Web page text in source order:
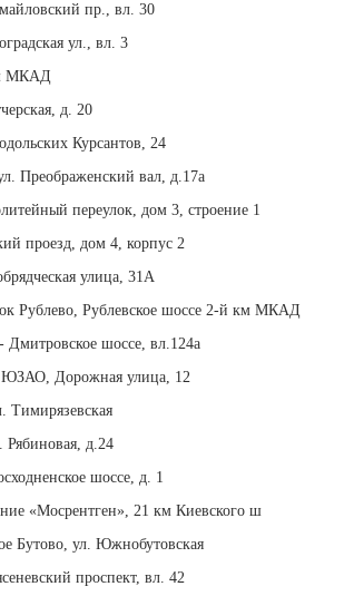
пр., вл. 30
ул., вл. 3
МКАД
д. 20
Курсантов, 24
Преображенский вал, д.17а
переулок, дом 3, строение 1
проезд, дом 4, корпус 2
улица, 31А
Рублево, Рублевское шоссе 2-й км МКАД
- Дмитровское шоссе, вл.124а
Дорожная улица, 12
Тимирязевская
Рябиновая, д.24
шоссе, д. 1
«Мосрентген», 21 км Киевского ш
Бутово, ул. Южнобутовская
проспект, вл. 42